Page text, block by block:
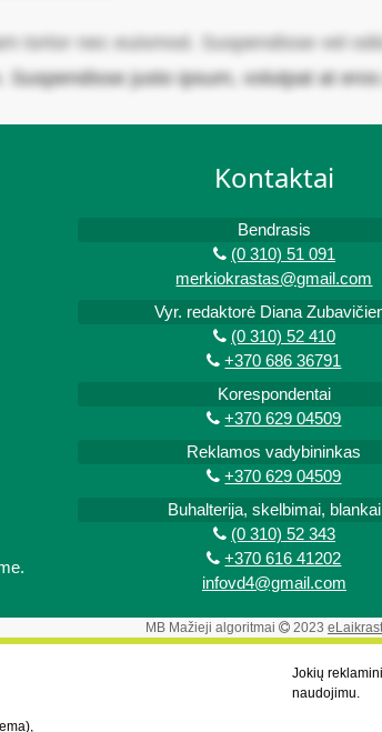
tortor nec euismod. Suspendisse vel
Suspendisse justo ipsum, volutpat at
Kontaktai
Bendrasis
(0 310) 51 091
merkiokrastas@gmail.com
Vyr. redaktorė Diana
(0 310) 52 410
+370 686 36791
Korespondentai
+370 629 04509
Reklamos vadybininkas
+370 629 04509
Buhalterija, skelbimai, blankai
(0 310) 52 343
+370 616 41202
infovd4@gmail.com
MB Mažieji algoritmai 2023
Jokių
naudojimu.